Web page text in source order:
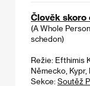
Člověk skoro
(A Whole
schedon)
Režie: Efthimis
Německo, Kypr,
Sekce: Soutěž